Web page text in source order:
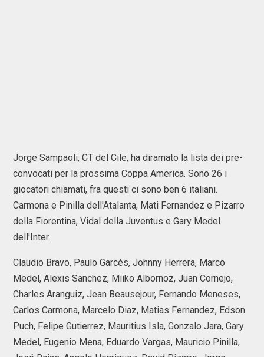
Jorge Sampaoli, CT del Cile, ha diramato la lista dei pre-
convocati per la prossima Coppa America. Sono 26 i
giocatori chiamati, fra questi ci sono ben 6 italiani.
Carmona e Pinilla dell'Atalanta, Mati Fernandez e Pizarro
della Fiorentina, Vidal della Juventus e Gary Medel
dell'Inter.
Claudio Bravo, Paulo Garcés, Johnny Herrera, Marco
Medel, Alexis Sanchez, Miiko Albornoz, Juan Cornejo,
Charles Aranguiz, Jean Beausejour, Fernando Meneses,
Carlos Carmona, Marcelo Diaz, Matias Fernandez, Edson
Puch, Felipe Gutierrez, Mauritius Isla, Gonzalo Jara, Gary
Medel, Eugenio Mena, Eduardo Vargas, Mauricio Pinilla,